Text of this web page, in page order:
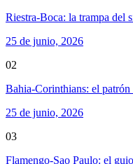
Riestra-Boca: la trampa del
25 de junio, 2026
02
Bahia-Corinthians: el
25 de junio, 2026
03
Flamengo-Sao Paulo: el